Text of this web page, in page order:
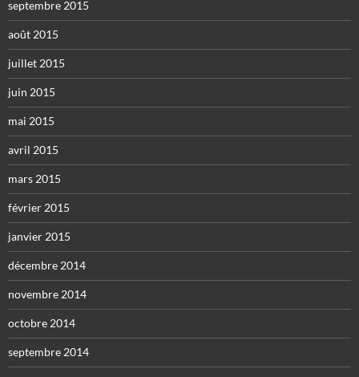
septembre 2015
août 2015
juillet 2015
juin 2015
mai 2015
avril 2015
mars 2015
février 2015
janvier 2015
décembre 2014
novembre 2014
octobre 2014
septembre 2014